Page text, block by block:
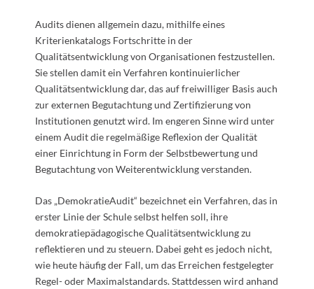
Audits dienen allgemein dazu, mithilfe eines
Kriterienkatalogs Fortschritte in der
Qualitätsentwicklung von Organisationen festzustellen.
Sie stellen damit ein Verfahren kontinuierlicher
Qualitätsentwicklung dar, das auf freiwilliger Basis auch
zur externen Begutachtung und Zertifizierung von
Institutionen genutzt wird. Im engeren Sinne wird unter
einem Audit die regelmäßige Reflexion der Qualität
einer Einrichtung in Form der Selbstbewertung und
Begutachtung von Weiterentwicklung verstanden.
Das „DemokratieAudit“ bezeichnet ein Verfahren, das in
erster Linie der Schule selbst helfen soll, ihre
demokratiepädagogische Qualitätsentwicklung zu
reflektieren und zu steuern. Dabei geht es jedoch nicht,
wie heute häufig der Fall, um das Erreichen festgelegter
Regel- oder Maximalstandards. Stattdessen wird anhand